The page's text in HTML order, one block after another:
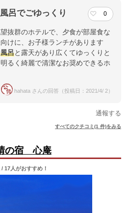
呂でごゆっくり 0
抜群のホテルで、夕食が部屋食な
けに、お子様ランチがあります
風呂と露天があり広くてゆっくりと
るく綺麗で清潔なお奨めできるホ
hahata さんの回答（投稿日：2021/4/ 2）
通報する
すべてのクチコミ(1 件)をみる
の宿 心庵
/ 17人がおすすめ！